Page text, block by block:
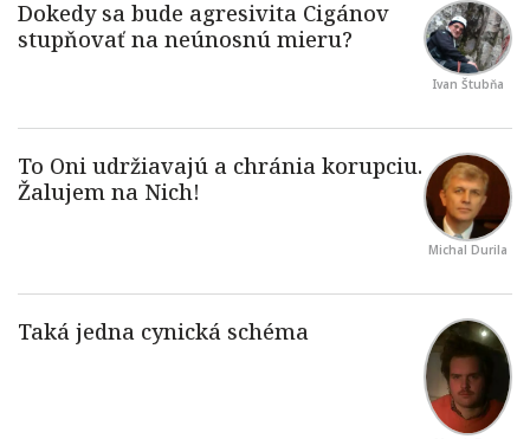
Ivan Štubňa
Michal Durila